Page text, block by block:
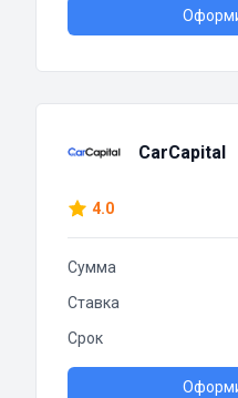
CarCapital
4.0
Сумма
Ставка
Срок